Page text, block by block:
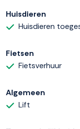
Huisdieren
Huisdieren
Fietsen
Fietsverhuur
Algemeen
Lift